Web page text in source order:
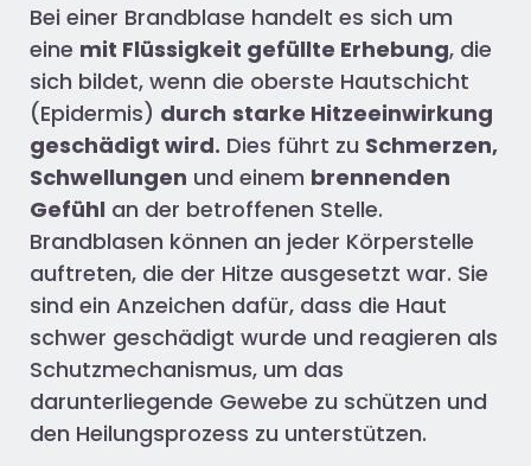
Bei einer Brandblase handelt es sich um
eine mit Flüssigkeit gefüllte Erhebung, die
sich bildet, wenn die oberste Hautschicht
(Epidermis) durch starke Hitzeeinwirkung
geschädigt wird. Dies führt zu Schmerzen,
Schwellungen und einem brennenden
Gefühl an der betroffenen Stelle.
Brandblasen können an jeder Körperstelle
auftreten, die der Hitze ausgesetzt war. Sie
sind ein Anzeichen dafür, dass die Haut
schwer geschädigt wurde und reagieren als
Schutzmechanismus, um das
darunterliegende Gewebe zu schützen und
den Heilungsprozess zu unterstützen.